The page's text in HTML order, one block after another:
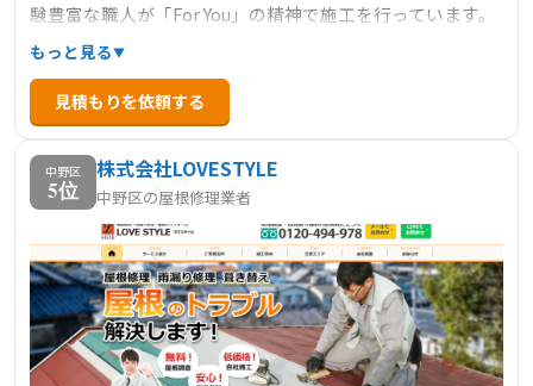
験豊富な職人が「For You」の精神で施工を行っています。
これにより、高品質なリフォームを適正価格で提供し、お
客様の満足度向上に努めています。主な業務内容は、屋根
工事、外壁工事、防水工事など多岐にわたり、住宅の外装
に関する幅広いニーズに対応しています。詳細なサービス
内容や施工事例については、公式サイトをご覧ください。
もっと見る
見積もりを依頼する
中野区
5位
株式会社LOVESTYLE
中野区の屋根修理業者